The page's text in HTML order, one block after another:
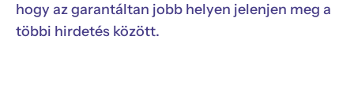
hogy az garantáltan jobb helyen jelenjen meg a
többi hirdetés között.